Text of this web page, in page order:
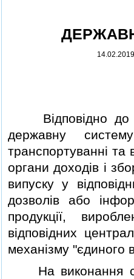
14.02.2019
Вiдповiдно до
державну
транспортуваннi та
органи доходiв i
випуску у
дозволiв або
продукцiї,
вiдповiдних
механiзму "єдиного
На виконання